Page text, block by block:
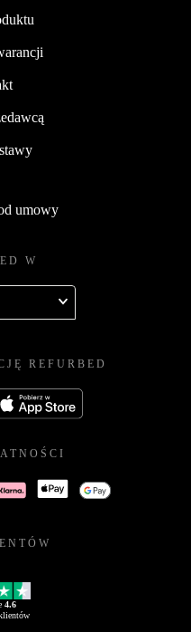
umowy
W
REFURBED
4.6